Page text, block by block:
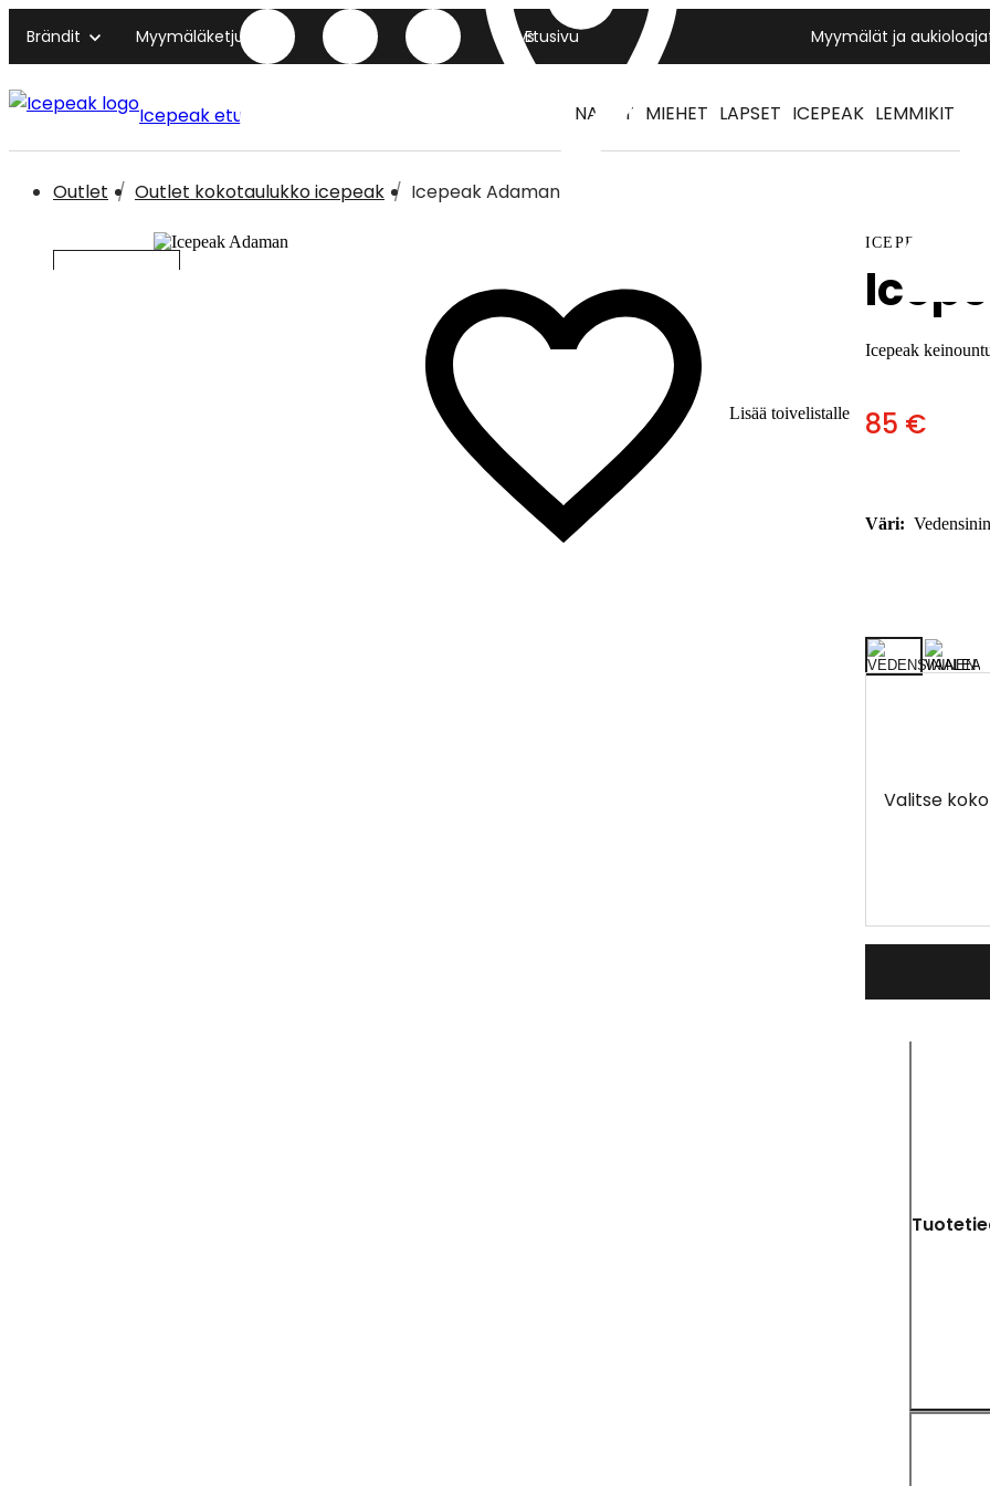
Brändit Myymäläketjut Etusivu
Yritys Myymälät ja
Icepeak etusivu NAISET MIEHET LAPSET ICEPEAK LEMMIKIT
Outlet Outlet kokotaulukko icepeak Icepeak Adaman
Lisää toivelistalle
ICEPEAK
Icepeak
85 €
Väri:
Valitse koko